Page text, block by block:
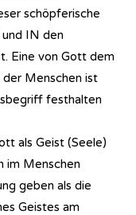
schöpferische
IN den
Eine von Gott dem
Menschen ist
festhalten
als Geist (Seele)
im Menschen
geben als die
Geistes am